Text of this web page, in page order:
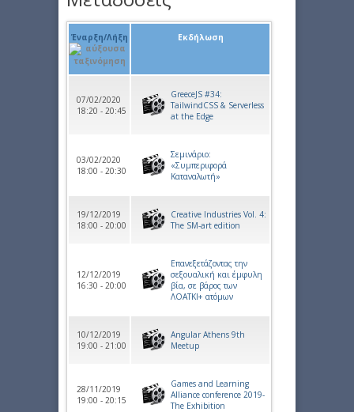
Έναρξη/Λήξη Εκδήλωση
07/02/2020
18:20 - 20:45
GreeceJS #34:
TailwindCSS & Serverless
at the Edge
03/02/2020
18:00 - 20:30
Σεμινάριο:
«Συμπεριφορά
Καταναλωτή»
19/12/2019
18:00 - 20:00
Creative Industries Vol. 4:
The SM-art edition
12/12/2019
16:30 - 20:00
Επανεξετάζοντας την
σεξουαλική και έμφυλη
βία, σε βάρος των
ΛΟΑΤΚΙ+ ατόμων
10/12/2019
19:00 - 21:00
Angular Athens 9th
Meetup
28/11/2019
19:00 - 20:15
Games and Learning
Alliance conference 2019-
The Exhibition